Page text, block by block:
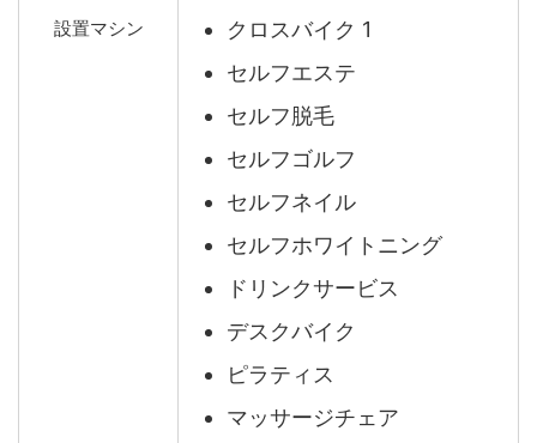
設置マシン
クロスバイク 1
セルフエステ
セルフ脱毛
セルフゴルフ
セルフネイル
セルフホワイトニング
ドリンクサービス
デスクバイク
ピラティス
マッサージチェア